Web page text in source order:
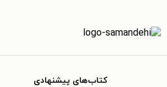
کتاب‌های پیشنهادی